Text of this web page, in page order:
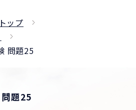
ップ
問題25
題25